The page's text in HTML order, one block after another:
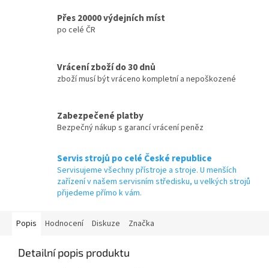
Přes 20000 výdejních míst
po celé ČR
Vrácení zboží do 30 dnů
zboží musí být vráceno kompletní a nepoškozené
Zabezpečené platby
Bezpečný nákup s garancí vrácení peněz
Servis strojů po celé České republice
Servisujeme všechny přístroje a stroje. U menších
zařízení v našem servisním středisku, u velkých strojů
přijedeme přímo k vám.
Popis Hodnocení Diskuze Značka
Detailní popis produktu